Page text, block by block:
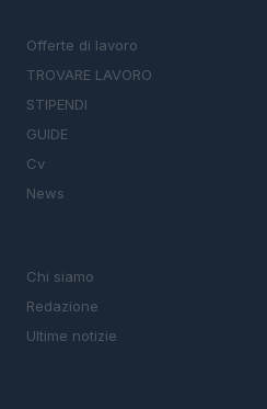
Offerte di lavoro
TROVARE LAVORO
STIPENDI
GUIDE
Cv
News
Chi siamo
Redazione
Ultime notizie